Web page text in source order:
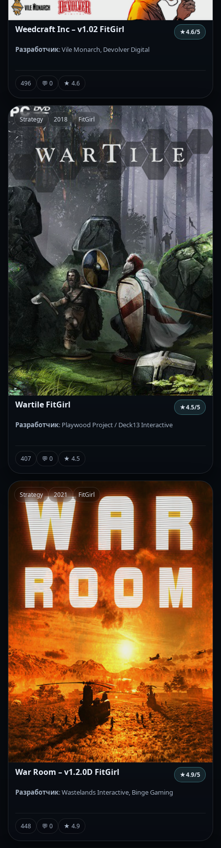
Weedcraft Inc – v1.02 FitGirl ★4.6/5
Разработчик: Vile Monarch, Devolver Digital
496 💬 0 ★ 4.6
Strategy 2018 FitGirl
Wartile FitGirl ★4.5/5
Разработчик: Playwood Project / Deck13 Interactive
407 💬 0 ★ 4.5
Strategy 2021 FitGirl
War Room – v1.2.0D FitGirl ★4.9/5
Разработчик: Wastelands Interactive, Binge Gaming
448 💬 0 ★ 4.9